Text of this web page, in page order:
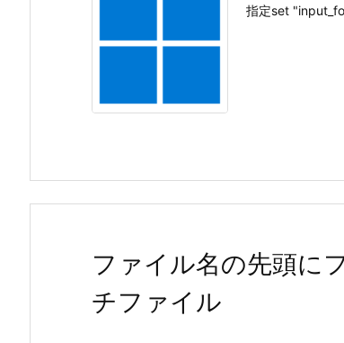
指定set
ファイル名の先頭に
チファイル